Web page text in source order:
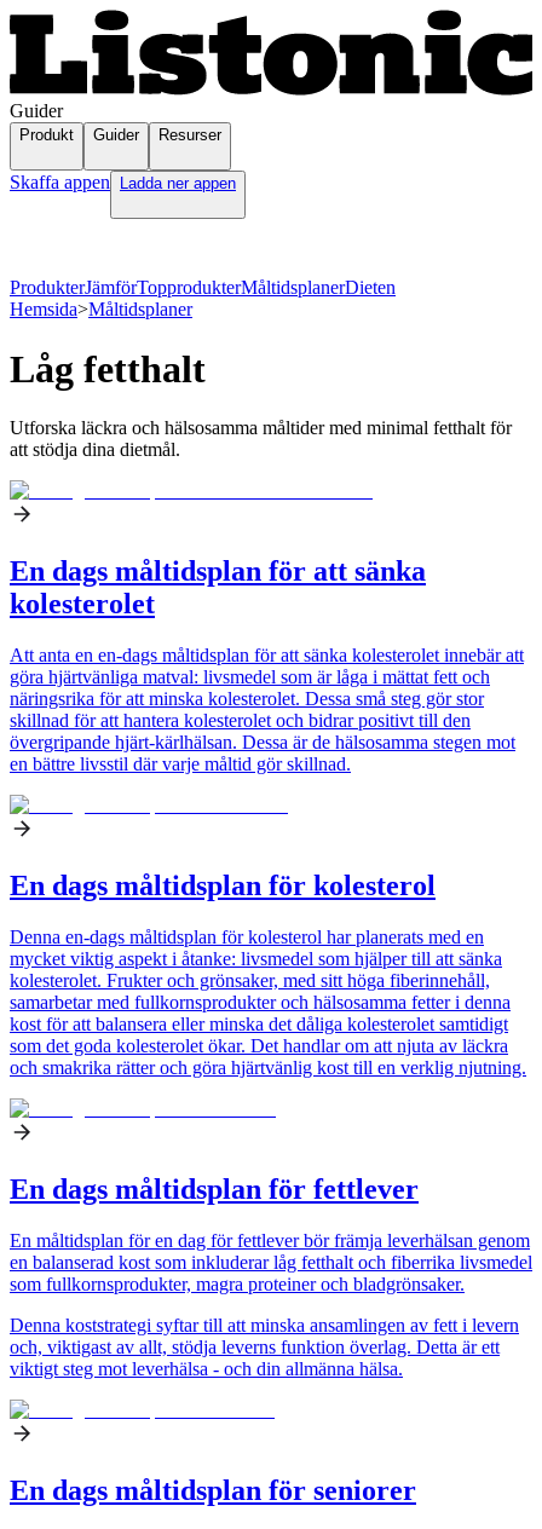
Guider
Produkt Guider Resurser
Skaffa appen Ladda ner appen
ProdukterJämförTopprodukterMåltidsplanerDieten
Hemsida>Måltidsplaner
Låg fetthalt
Utforska läckra och hälsosamma måltider med minimal fetthalt för
att stödja dina dietmål.
En dags måltidsplan för att sänka
kolesterolet
Att anta en en-dags måltidsplan för att sänka kolesterolet innebär att
göra hjärtvänliga matval: livsmedel som är låga i mättat fett och
näringsrika för att minska kolesterolet. Dessa små steg gör stor
skillnad för att hantera kolesterolet och bidrar positivt till den
övergripande hjärt-kärlhälsan. Dessa är de hälsosamma stegen mot
en bättre livsstil där varje måltid gör skillnad.
En dags måltidsplan för kolesterol
Denna en-dags måltidsplan för kolesterol har planerats med en
mycket viktig aspekt i åtanke: livsmedel som hjälper till att sänka
kolesterolet. Frukter och grönsaker, med sitt höga fiberinnehåll,
samarbetar med fullkornsprodukter och hälsosamma fetter i denna
kost för att balansera eller minska det dåliga kolesterolet samtidigt
som det goda kolesterolet ökar. Det handlar om att njuta av läckra
och smakrika rätter och göra hjärtvänlig kost till en verklig njutning.
En dags måltidsplan för fettlever
En måltidsplan för en dag för fettlever bör främja leverhälsan genom
en balanserad kost som inkluderar låg fetthalt och fiberrika livsmedel
som fullkornsprodukter, magra proteiner och bladgrönsaker.
Denna koststrategi syftar till att minska ansamlingen av fett i levern
och, viktigast av allt, stödja leverns funktion överlag. Detta är ett
viktigt steg mot leverhälsa - och din allmänna hälsa.
En dags måltidsplan för seniorer